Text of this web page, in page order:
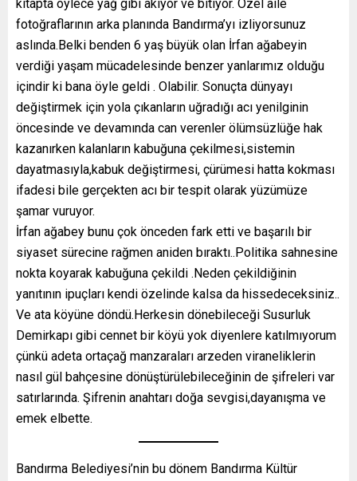
kitapta öylece yağ gibi akıyor ve bitiyor. Özel aile
fotoğraflarının arka planında Bandırma’yı izliyorsunuz
aslında.Belki benden 6 yaş büyük olan İrfan ağabeyin
verdiği yaşam mücadelesinde benzer yanlarımız olduğu
içindir ki bana öyle geldi . Olabilir. Sonuçta dünyayı
değiştirmek için yola çıkanların uğradığı acı yenilginin
öncesinde ve devamında can verenler ölümsüzlüğe hak
kazanırken kalanların kabuğuna çekilmesi,sistemin
dayatmasıyla,kabuk değiştirmesi, çürümesi hatta kokması
ifadesi bile gerçekten acı bir tespit olarak yüzümüze
şamar vuruyor.
İrfan ağabey bunu çok önceden fark etti ve başarılı bir
siyaset sürecine rağmen aniden bıraktı..Politika sahnesine
nokta koyarak kabuğuna çekildi .Neden çekildiğinin
yanıtının ipuçları kendi özelinde kalsa da hissedeceksiniz..
Ve ata köyüne döndü.Herkesin dönebileceği Susurluk
Demirkapı gibi cennet bir köyü yok diyenlere katılmıyorum
çünkü adeta ortaçağ manzaraları arzeden viraneliklerin
nasıl gül bahçesine dönüştürülebileceğinin de şifreleri var
satırlarında. Şifrenin anahtarı doğa sevgisi,dayanışma ve
emek elbette.
Bandırma Belediyesi’nin bu dönem Bandırma Kültür